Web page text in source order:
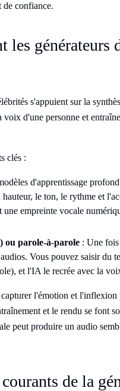
de confiance.
les générateurs
s'appuient sur la
voix d'une personne et
clés :
d'apprentissage
le ton, le rythme et
empreinte vocale
ou parole-à-parole : Une
Vous pouvez saisir du
et l'IA le recrée avec la
l'émotion et
et le rendu se font
peut produire un audio
de la